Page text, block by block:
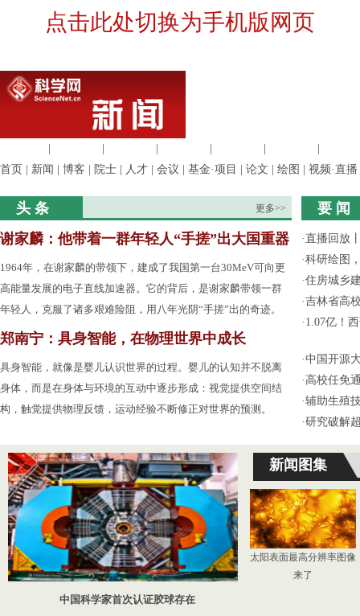
点击此处切换为手机版网页
首页
新闻 博客 院士 人才 会议 基金·项目 论文 绘图 视频·直播
头 条 更多>>
谢家麟：他带着一群年轻人“手搓”出大国重器
1964年，在谢家麟的带领下，建成了我国第一台30MeV可向更
高能量发展的电子直线加速器。它的背后，是谢家麟带领一群
年轻人，克服了诸多艰难险阻，用八年光阴“手搓”出的奇迹。
郑南宁：具身智能，在物理世界中成长
具身智能，就像是婴儿认识世界的过程。婴儿的认知并不脱离
身体，而是在身体与环境的互动中逐步形成：视觉提供空间结
构，触觉提供物理反馈，运动经验不断修正对世界的预测。
要 闻
·直播回放
·科研绘图
·住房城乡
·吉林省高
· 1.07亿！
·中国开源
· 高校任免
·辅助生殖
·研究破解
中国科学家首次认证胶球存在
新闻图集
太阳表面最高分辨率图像
来了